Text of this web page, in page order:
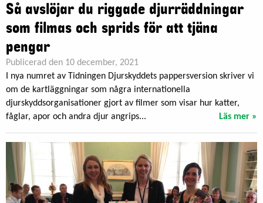
Så avslöjar du riggade djurräddningar
som filmas och sprids för att tjäna
pengar
Publicerad den 10 december, 2021
I nya numret av Tidningen Djurskyddets pappersversion skriver vi
om de kartläggningar som några internationella
djurskyddsorganisationer gjort av filmer som visar hur katter,
fåglar, apor och andra djur angrips...
Läs mer »